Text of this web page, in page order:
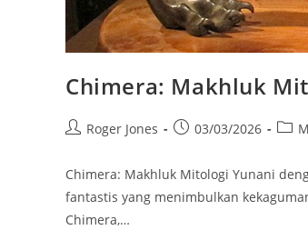
Chimera: Makhluk
PostRoger Jones
Post03/03/2026
Post
Chimera: Makhluk Mitologi Yunani
fantastis yang menimbulkan
Chimera,…